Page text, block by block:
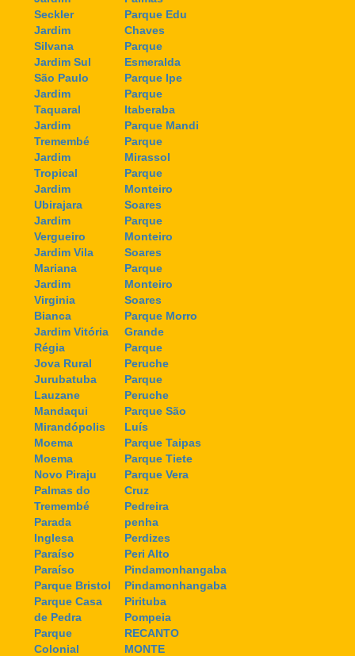
Seckler
Jardim
Silvana
Jardim Sul
São Paulo
Jardim
Taquaral
Jardim
Tremembé
Jardim
Tropical
Jardim
Ubirajara
Jardim
Vergueiro
Jardim Vila
Mariana
Jardim
Virginia
Bianca
Jardim Vitória
Régia
Jova Rural
Jurubatuba
Lauzane
Mandaqui
Mirandópolis
Moema
Moema
Novo Piraju
Palmas do
Tremembé
Parada
Inglesa
Paraíso
Paraíso
Parque Bristol
Parque Casa
de Pedra
Parque
Colonial
Parque Edu
Chaves
Parque
Esmeralda
Parque Ipe
Parque
Itaberaba
Parque Mandi
Parque
Mirassol
Parque
Monteiro
Soares
Parque
Monteiro
Soares
Parque
Monteiro
Soares
Parque Morro
Grande
Parque
Peruche
Parque
Peruche
Parque São
Luís
Parque Taipas
Parque Tiete
Parque Vera
Cruz
Pedreira
penha
Perdizes
Peri Alto
Pindamonhangaba
Pindamonhangaba
Pirituba
Pompeia
RECANTO
MONTE